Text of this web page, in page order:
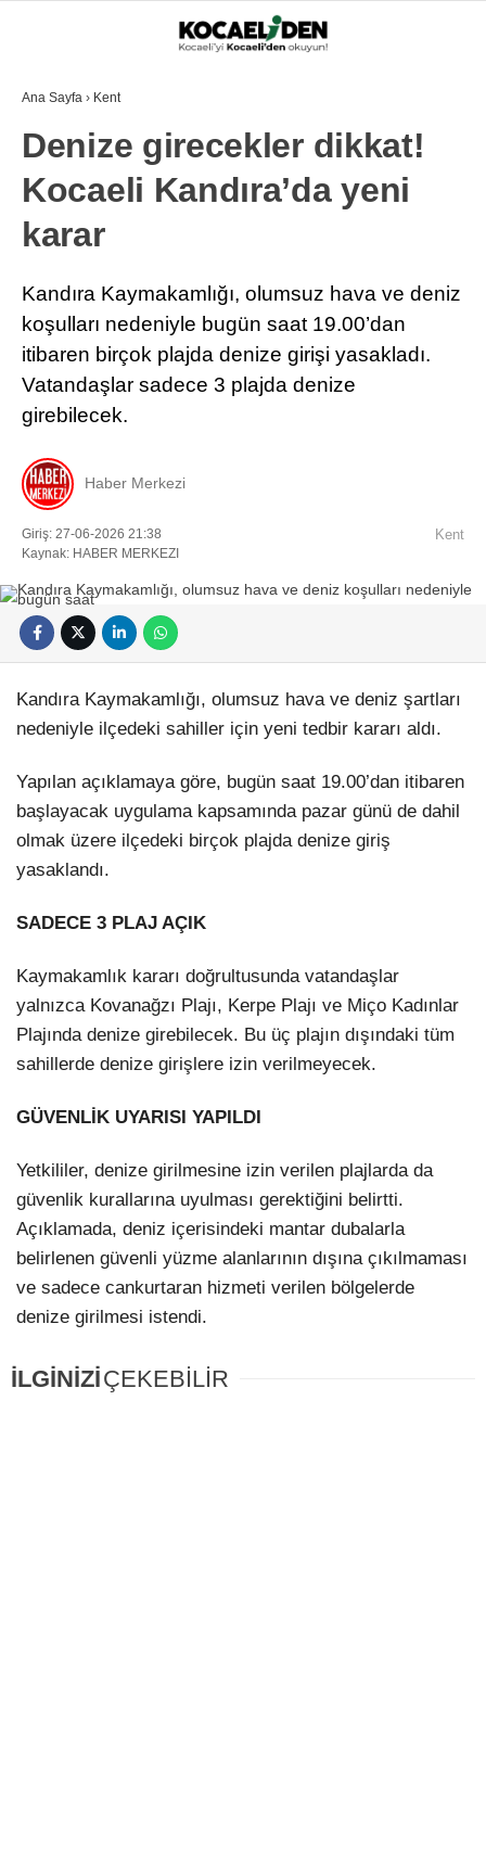
Facebook
Instagram
Youtube
Dribbble
LinkedIn
29.4
GALERİ VİDEO
GÜNDEM
SPOR
MAGAZIN
Ana Sayfa › Kent
Denize girecekler dikkat!
Kocaeli Kandıra’da yeni
karar
Kandıra Kaymakamlığı, olumsuz hava ve deniz
koşulları nedeniyle bugün saat 19.00’dan
itibaren birçok plajda denize girişi yasakladı.
Vatandaşlar sadece 3 plajda denize
girebilecek.
Haber Merkezi
Giriş: 27-06-2026 21:38
Kaynak: HABER MERKEZI
Kent
Kandıra Kaymakamlığı, olumsuz hava ve deniz şartları
nedeniyle ilçedeki sahiller için yeni tedbir kararı aldı.
Yapılan açıklamaya göre, bugün saat 19.00’dan itibaren
başlayacak uygulama kapsamında pazar günü de dahil
olmak üzere ilçedeki birçok plajda denize giriş
yasaklandı.
SADECE 3 PLAJ AÇIK
Kaymakamlık kararı doğrultusunda vatandaşlar
yalnızca Kovanağzı Plajı, Kerpe Plajı ve Miço Kadınlar
Plajında denize girebilecek. Bu üç plajın dışındaki tüm
sahillerde denize girişlere izin verilmeyecek.
GÜVENLİK UYARISI YAPILDI
Yetkililer, denize girilmesine izin verilen plajlarda da
güvenlik kurallarına uyulması gerektiğini belirtti.
Açıklamada, deniz içerisindeki mantar dubalarla
belirlenen güvenli yüzme alanlarının dışına çıkılmaması
ve sadece cankurtaran hizmeti verilen bölgelerde
denize girilmesi istendi.
İLGİNİZİÇEKEBİLİR